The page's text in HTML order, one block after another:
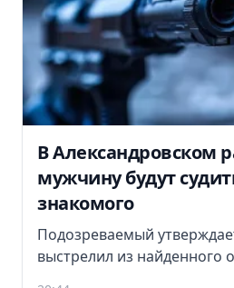
В Александровском
мужчину будут
знакомого
Подозреваемый
выстрелил из найденного